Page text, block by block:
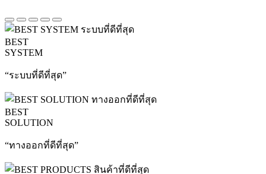
BEST
SYSTEM
“ระบบที่ดีที่สุด”
BEST
SOLUTION
“ทางออกที่ดีที่สุด”